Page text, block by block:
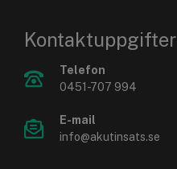
Kontaktuppgifter
Telefon
0451-707 994
E-mail
info@akutinsats.se